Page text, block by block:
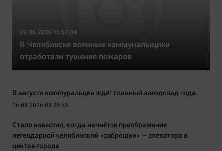
22.06.2026 15:57:04
В Челябинске военные коммунальщики
отработали тушение пожаров
В августе южноуральцев ждёт главный звездопад года.
06.08.2026 08:38:53
Стало известно, когда начнётся преображение
легендарной челябинской «заброшки» — элеватора в
центре города